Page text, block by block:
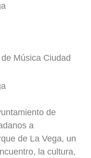
Música Ciudad
de
a
de La Vega, un
la cultura,